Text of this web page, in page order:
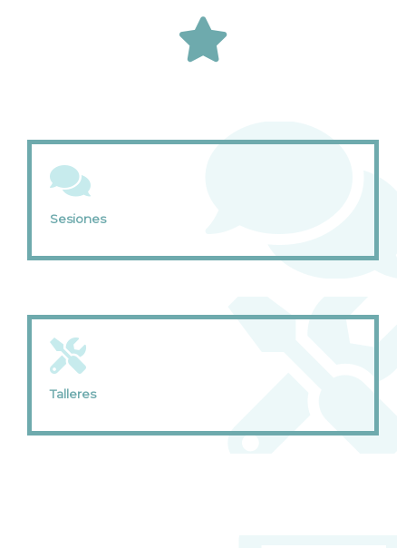
Sesiones
Talleres